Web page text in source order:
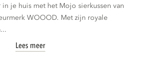
je huis met het Mojo sierkussen van
WOOOD. Met zijn royale
Lees meer